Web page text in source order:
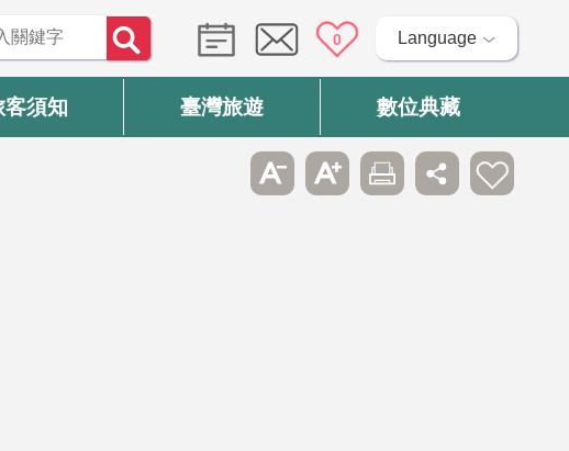
0 Language
客須知 臺灣旅遊 數位典藏